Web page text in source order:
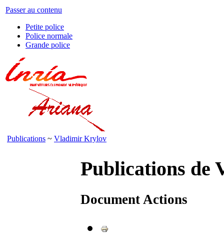
Passer au contenu
Petite police
Police normale
Grande police
Publications ~ Vladimir Krylov
Publications
Document Actions